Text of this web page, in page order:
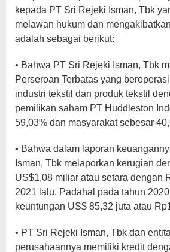
kepada PT Sri Rejeki Isman, Tbk
melawan hukum dan
adalah sebagai berikut:
• Bahwa PT Sri Rejeki Isman, Tbk
Perseroan Terbatas yang
industri tekstil dan produk tekstil
pemilikan saham PT Huddleston
59,03% dan masyarakat sebesar
• Bahwa dalam laporan
Isman, Tbk melaporkan kerugian
US$1,08 miliar atau setara dengan
2021 lalu. Padahal pada tahun
keuntungan US$ 85,32 juta atau
• PT Sri Rejeki Isman, Tbk dan
perusahaannya memiliki kredit